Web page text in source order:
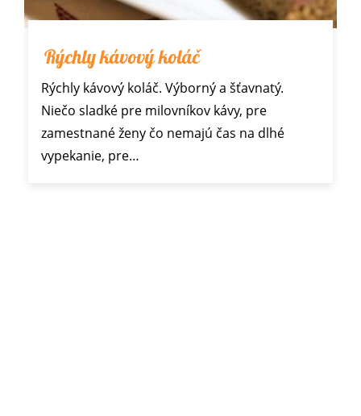
Rýchly kávový koláč
Rýchly kávový koláč. Výborný a šťavnatý.
Niečo sladké pre milovníkov kávy, pre
zamestnané ženy čo nemajú čas na dlhé
vypekanie, pre…